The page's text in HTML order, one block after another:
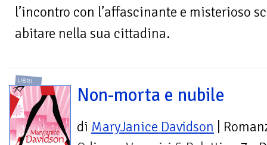
l’incontro con l’affascinante e misterioso
abitare nella sua cittadina.
LIBRI
Non-morta e nubile
di MaryJanice Davidson |